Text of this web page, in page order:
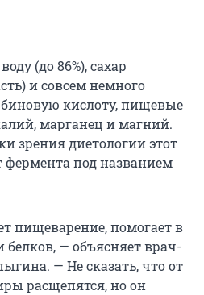
(до 86%), сахар
и совсем немного
кислоту, пищевые
марганец и магний.
зрения диетологии этот
фермента под названием
пищеварение, помогает в
— объясняет врач-
— Не сказать, что от
расщепятся, но он